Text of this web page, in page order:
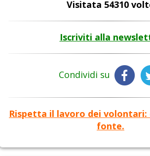
Visitata 54310
Iscriviti alla
Condividi su
Rispetta il lavoro dei volontari:
fonte.